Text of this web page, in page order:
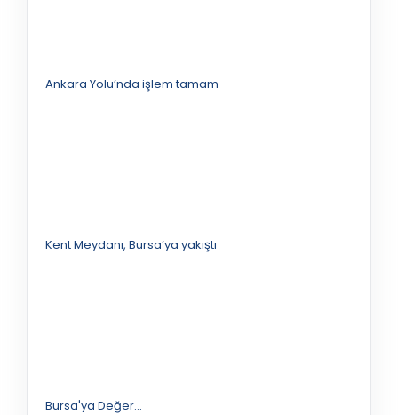
Ankara Yolu’nda işlem tamam
Kent Meydanı, Bursa’ya yakıştı
Bursa'ya Değer...